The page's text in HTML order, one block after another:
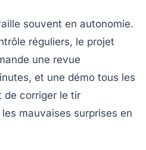
souvent en autonomie.
réguliers, le projet
une revue
et une démo tous les
de corriger le tir
mauvaises surprises en